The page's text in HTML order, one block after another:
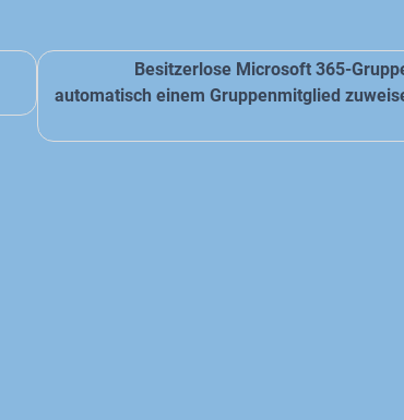
Besitzerlose Microsoft 365-
automatisch einem Gruppenmitglied